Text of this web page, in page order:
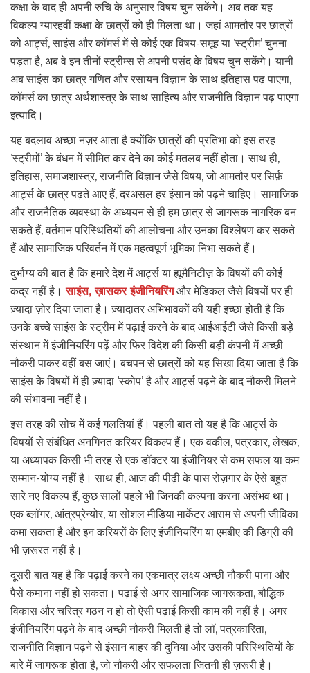
कक्षा के बाद ही अपनी रुचि के अनुसार विषय चुन सकेंगे। अब तक यह
विकल्प ग्यारहवीं कक्षा के छात्रों को ही मिलता था। जहां आमतौर पर छात्रों
को आर्ट्स, साइंस और कॉमर्स में से कोई एक विषय-समूह या ‘स्ट्रीम’ चुनना
पड़ता है, अब वे इन तीनों स्ट्रीम्स से अपनी पसंद के विषय चुन सकेंगे। यानी
अब साइंस का छात्र गणित और रसायन विज्ञान के साथ इतिहास पढ़ पाएगा,
कॉमर्स का छात्र अर्थशास्त्र के साथ साहित्य और राजनीति विज्ञान पढ़ पाएगा
इत्यादि।
यह बदलाव अच्छा नज़र आता है क्योंकि छात्रों की प्रतिभा को इस तरह
‘स्ट्रीमों’ के बंधन में सीमित कर देने का कोई मतलब नहीं होता। साथ ही,
इतिहास, समाजशास्त्र, राजनीति विज्ञान जैसे विषय, जो आमतौर पर सिर्फ़
आर्ट्स के छात्र पढ़ते आए हैं, दरअसल हर इंसान को पढ़ने चाहिए। सामाजिक
और राजनैतिक व्यवस्था के अध्ययन से ही हम छात्र से जागरूक नागरिक बन
सकते हैं, वर्तमान परिस्थितियों की आलोचना और उनका विश्लेषण कर सकते
हैं और सामाजिक परिवर्तन में एक महत्वपूर्ण भूमिका निभा सकते हैं।
दुर्भाग्य की बात है कि हमारे देश में आर्ट्स या ह्यूमैनिटीज़ के विषयों की कोई
कद्र नहीं है। साइंस, ख़ासकर इंजीनियरिंगऔर मेडिकल जैसे विषयों पर ही
ज़्यादा ज़ोर दिया जाता है। ज़्यादातर अभिभावकों की यही इच्छा होती है कि
उनके बच्चे साइंस के स्ट्रीम में पढ़ाई करने के बाद आईआईटी जैसे किसी बड़े
संस्थान में इंजीनियरिंग पढ़ें और फिर विदेश की किसी बड़ी कंपनी में अच्छी
नौकरी पाकर वहीं बस जाएं। बचपन से छात्रों को यह सिखा दिया जाता है कि
साइंस के विषयों में ही ज़्यादा ‘स्कोप’ है और आर्ट्स पढ़ने के बाद नौकरी मिलने
की संभावना नहीं है।
इस तरह की सोच में कई गलतियां हैं। पहली बात तो यह है कि आर्ट्स के
विषयों से संबंधित अनगिनत करियर विकल्प हैं। एक वकील, पत्रकार, लेखक,
या अध्यापक किसी भी तरह से एक डॉक्टर या इंजीनियर से कम सफल या कम
सम्मान-योग्य नहीं है। साथ ही, आज की पीढ़ी के पास रोज़गार के ऐसे बहुत
सारे नए विकल्प हैं, कुछ सालों पहले भी जिनकी कल्पना करना असंभव था।
एक ब्लॉगर, आंत्रप्रेन्योर, या सोशल मीडिया मार्केटर आराम से अपनी जीविका
कमा सकता है और इन करियरों के लिए इंजीनियरिंग या एमबीए की डिग्री की
भी ज़रूरत नहीं है।
दूसरी बात यह है कि पढ़ाई करने का एकमात्र लक्ष्य अच्छी नौकरी पाना और
पैसे कमाना नहीं हो सकता। पढ़ाई से अगर सामाजिक जागरूकता, बौद्धिक
विकास और चरित्र गठन न हो तो ऐसी पढ़ाई किसी काम की नहीं है। अगर
इंजीनियरिंग पढ़ने के बाद अच्छी नौकरी मिलती है तो लॉ, पत्रकारिता,
राजनीति विज्ञान पढ़ने से इंसान बाहर की दुनिया और उसकी परिस्थितियों के
बारे में जागरूक होता है, जो नौकरी और सफलता जितनी ही ज़रूरी है।